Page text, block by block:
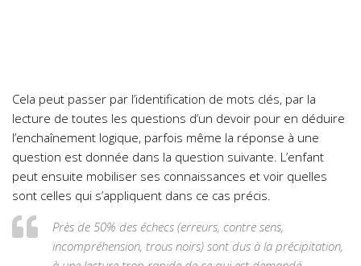
Cela peut passer par l’identification de mots clés, par la
lecture de toutes les questions d’un devoir pour en déduire
l’enchaînement logique, parfois même la réponse à une
question est donnée dans la question suivante. L’enfant
peut ensuite mobiliser ses connaissances et voir quelles
sont celles qui s’appliquent dans ce cas précis.
Près de 50% des échecs (erreurs, contre sens,
incompréhension, trous noirs) sont dus à la précipitation,